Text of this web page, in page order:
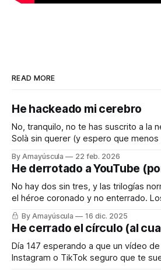
READ MORE
He hackeado mi cerebro
No, tranquilo, no te has suscrito a la
Solà sin querer (y espero que
para engañar a mi cerebro, que es
todos los días empujándolo para que
By Amayúscula 22 feb. 2026
He derrotado a YouTube
No hay dos sin tres, y las trilogías
el héroe coronado y no enterrado. Los dos últimos posts
fueron sobre la batalla imposible e
YouTube, que injustamente había
con ello, varias decenas de canales
conmigo (incluido uno
By Amayúscula 16 dic. 2025
He cerrado el círculo (al
Día 147 esperando a que un vídeo de m… Si me
Instagram o TikTok seguro que te